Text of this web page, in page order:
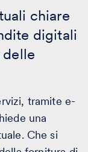
chiare
digitali
tramite e-
una
Che si